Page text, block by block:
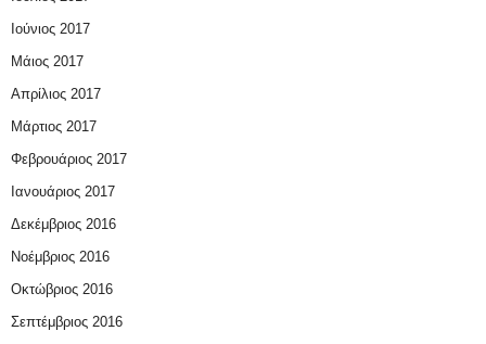
Ιούνιος 2017
Μάιος 2017
Απρίλιος 2017
Μάρτιος 2017
Φεβρουάριος 2017
Ιανουάριος 2017
Δεκέμβριος 2016
Νοέμβριος 2016
Οκτώβριος 2016
Σεπτέμβριος 2016